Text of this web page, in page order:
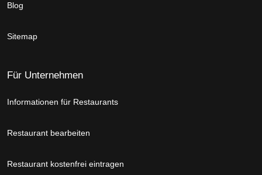
Blog
Sitemap
Für Unternehmen
Informationen für Restaurants
Restaurant bearbeiten
Restaurant kostenfrei eintragen